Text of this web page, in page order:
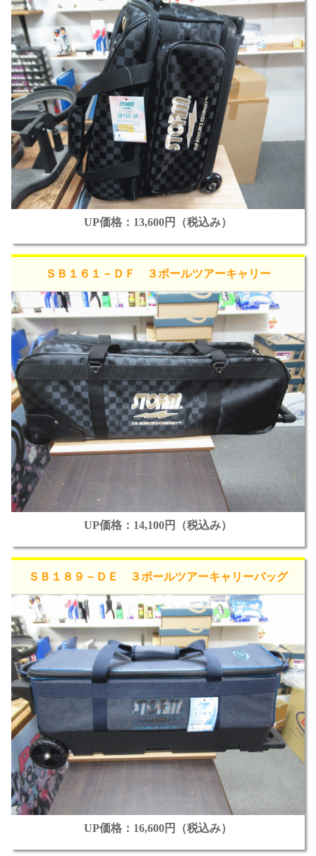
UP価格：13,600円（税込み）
ＳＢ１６１－ＤＦ ３ボールツアーキャリー
UP価格：14,100円（税込み）
ＳＢ１８９－ＤＥ ３ボールツアーキャリーバッグ
UP価格：16,600円（税込み）